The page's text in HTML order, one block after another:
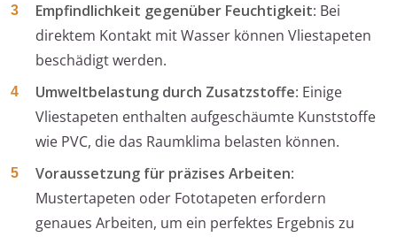
Empfindlichkeit gegenüber Feuchtigkeit: Bei
direktem Kontakt mit Wasser können Vliestapeten
beschädigt werden.
Umweltbelastung durch Zusatzstoffe: Einige
Vliestapeten enthalten aufgeschäumte Kunststoffe
wie PVC, die das Raumklima belasten können.
Voraussetzung für präzises Arbeiten:
Mustertapeten oder Fototapeten erfordern
genaues Arbeiten, um ein perfektes Ergebnis zu